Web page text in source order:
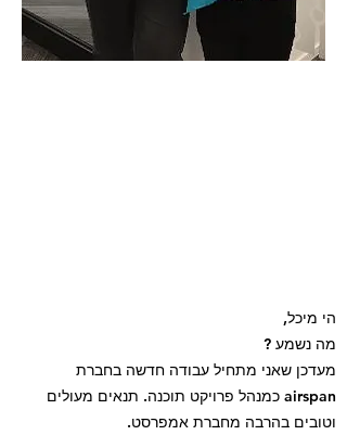
הי מיכל,
מה נשמע ?
מעדכן שאני מתחיל עבודה חדשה בחברת
airspan כמנהל פרויקט תוכנה. תנאים מעולים
וטובים בהרבה מחברת אמפרסט.